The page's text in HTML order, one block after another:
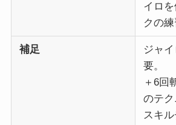
イロ
クの
補足
ジャ
要。
＋6回
のテク
スキ